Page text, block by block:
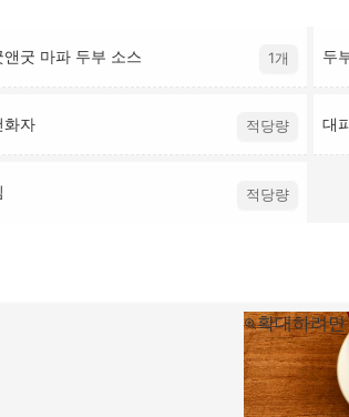
앤굿 마파 두부 소스 1개 두
화자 적당량 대
적당량
확대하려